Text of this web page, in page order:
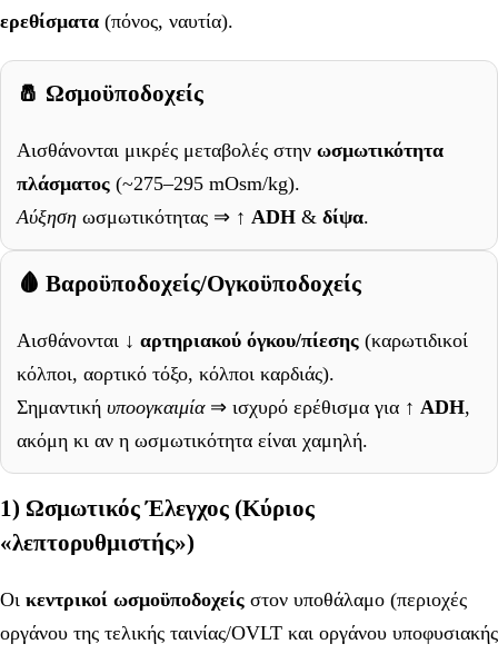
ερεθίσματα (πόνος, ναυτία).
🧂 Ωσμοϋποδοχείς
Αισθάνονται μικρές μεταβολές στην ωσμωτικότητα
πλάσματος (~275–295 mOsm/kg).
Αύξηση ωσμωτικότητας ⇒ ↑ ADH & δίψα.
🩸 Βαροϋποδοχείς/Ογκοϋποδοχείς
Αισθάνονται ↓ αρτηριακού όγκου/πίεσης (καρωτιδικοί
κόλποι, αορτικό τόξο, κόλποι καρδιάς).
Σημαντική υποογκαιμία⇒ ισχυρό ερέθισμα για ↑ ADH,
ακόμη κι αν η ωσμωτικότητα είναι χαμηλή.
1) Ωσμωτικός Έλεγχος (Κύριος
«λεπτορυθμιστής»)
Οι κεντρικοί ωσμοϋποδοχείς στον υποθάλαμο (περιοχές
οργάνου της τελικής ταινίας/OVLT και οργάνου υποφυσιακής